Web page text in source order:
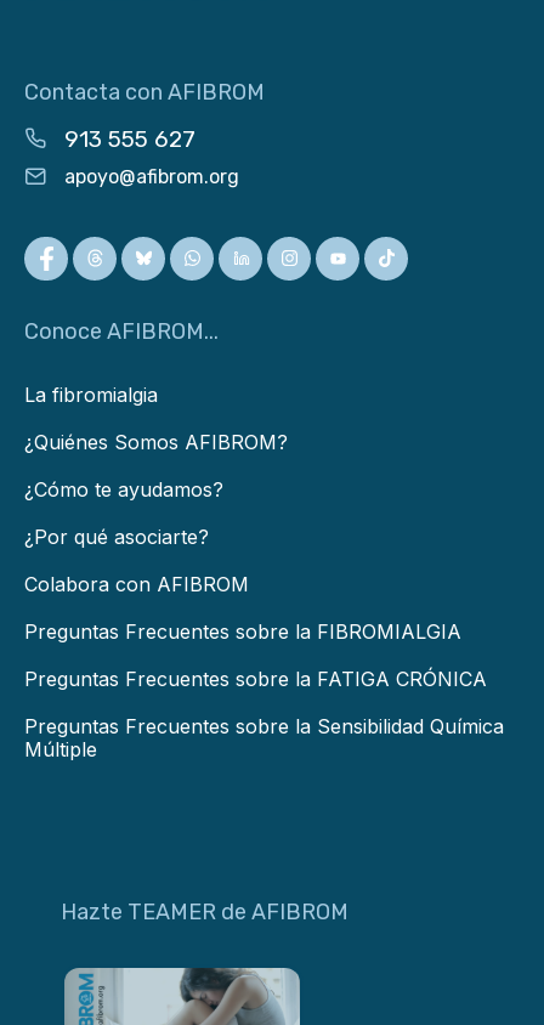
Contacta con AFIBROM
913 555 627
apoyo@afibrom.org
Conoce AFIBROM...
La fibromialgia
¿Quiénes Somos AFIBROM?
¿Cómo te ayudamos?
¿Por qué asociarte?
Colabora con AFIBROM
Preguntas Frecuentes sobre la FIBROMIALGIA
Preguntas Frecuentes sobre la FATIGA CRÓNICA
Preguntas Frecuentes sobre la Sensibilidad Química
Múltiple
Hazte TEAMER de AFIBROM